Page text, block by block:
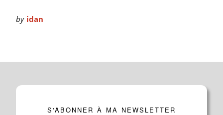
by idan
S'ABONNER À MA NEWSLETTER